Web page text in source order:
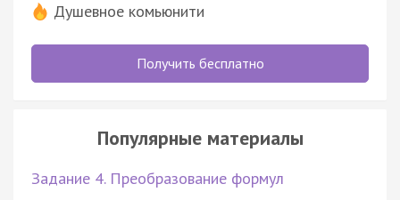
Душевное комьюнити
Получить бесплатно
Популярные материалы
Задание 4. Преобразование формул